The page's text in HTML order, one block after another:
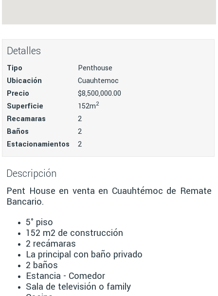
Detalles
Tipo
Penthouse
Ubicación
Cuauhtemoc
Precio
$8,500,000.00
Superficie
152m2
Recamaras
2
Baños
2
Estacionamientos
2
Descripción
Pent House en venta en Cuauhtémoc de Remate
Bancario.
5° piso
152 m2 de construcción
2 recámaras
La principal con baño privado
2 baños
Estancia - Comedor
Sala de televisión o family